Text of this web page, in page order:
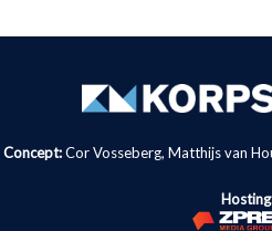
Concept:Cor Vosseberg, Matthijs van